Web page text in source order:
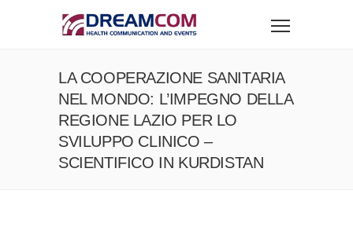
LA COOPERAZIONE SANITARIA
NEL MONDO: L’IMPEGNO DELLA
REGIONE LAZIO PER LO
SVILUPPO CLINICO –
SCIENTIFICO IN KURDISTAN